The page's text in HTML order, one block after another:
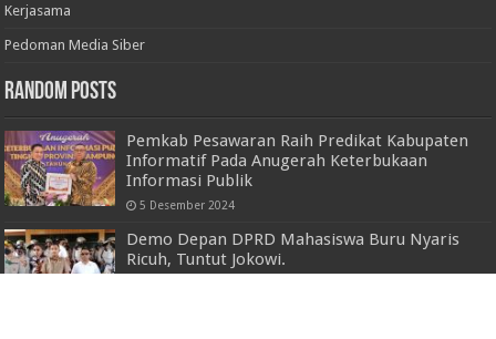
Kerjasama
Pedoman Media Siber
Random Posts
Pemkab Pesawaran Raih Predikat Kabupaten
Informatif Pada Anugerah Keterbukaan
Informasi Publik
5 Desember 2024
Demo Depan DPRD Mahasiswa Buru Nyaris
Ricuh, Tuntut Jokowi.